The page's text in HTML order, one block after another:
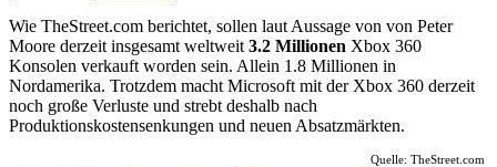
Wie TheStreet.com berichtet, sollen laut Aussage von von Peter
Moore derzeit insgesamt weltweit 3.2 Millionen Xbox 360
Konsolen verkauft worden sein. Allein 1.8 Millionen in
Nordamerika. Trotzdem macht Microsoft mit der Xbox 360 derzeit
noch große Verluste und strebt deshalb nach
Produktionskostensenkungen und neuen Absatzmärkten.
Quelle: TheStreet.com